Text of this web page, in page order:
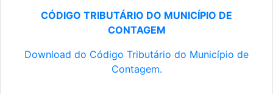
CÓDIGO TRIBUTÁRIO DO MUNICÍPIO DE
CONTAGEM
Download do Código Tributário do Município de
Contagem.